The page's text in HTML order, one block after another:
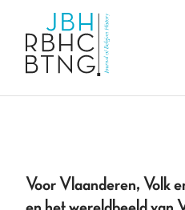
Voor Vlaanderen, Volk